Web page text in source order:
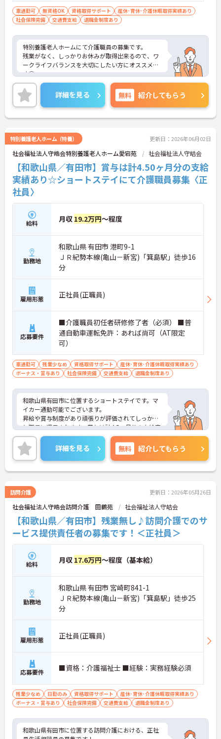
車通勤可 無資格OK 資格取得サポート
産休･育休･介護休暇取得実績あり
社会保険完備
交通費支給 退職金制度あり
特別養護老人ホームにて介護職員の募集です。
残業がなく、しっかりお休みが取得出来るので、ワ
ークライフバランスを大切にしたい方にオススメで
す◎
ご興味ある方には、面接対策ポイントなど、さらに
詳細をお話しいたしますのでお気軽にご相談くださ
い。
詳細を見る 無料 紹介してもらう
特別養護老人ホーム（特養） 更新日：2026年06月02日
社会福祉法人守皓会特別養護老人ホーム愛宕苑 社会福祉法人守皓会
【和歌山県／有田市】賞与は計4.50ヶ月分の支給
実績あり☆ショートステイにて介護職員募集〈正
社員〉
給料 月収 19.2万円～程度
勤務地
和歌山県 有田市 港町9-1
ＪＲ紀勢本線(亀山－新宮)「箕島駅」徒歩16
分
雇用形態 正社員(正職員)
応募要件
■介護職員初任者研修修了者（必須） ■普
通自動車運転免許：あれば尚可（AT限定
可）
車通勤可 残業少なめ 資格取得サポート
産休･育休･介護休暇取得実績あり
ボーナス・賞与あり
社会保険完備 交通費支給 退職金制度あり
和歌山県有田市に位置するショートステイです。マ
イカー通勤可能でございます。
昇給や賞与制度があり頑張りが評価されてしっかり
と職員に還元されます。賞与は計4.5ヶ月分の支給実
績と嬉しい高待遇です。
残業は月10時間程度ですので、勤務終了後の予定も
立てやすいです。
ご興味のある方には、面接対策ポイントなど、さら
に詳細をお話しいたしますのでお気軽にご相談くだ
詳細を見る 無料 紹介してもらう
訪問介護 更新日：2026年05月26日
社会福祉法人守皓会訪問介護 田鶴苑 社会福祉法人守皓会
【和歌山県／有田市】残業無し♪訪問介護でのサ
ービス提供責任者の募集です！＜正社員＞
給料 月収 17.6万円～程度（基本給）
勤務地
和歌山県 有田市 宮崎町841-1
ＪＲ紀勢本線(亀山－新宮)「箕島駅」徒歩25
分
雇用形態 正社員(正職員)
応募要件 ■資格：介護福祉士 ■経験：実務経験必須
残業少なめ 日勤のみ 資格取得サポート
産休･育休･介護休暇取得実績あり
ボーナス・賞与あり
社会保険完備 交通費支給 退職金制度あり
和歌山県有田市に位置する訪問介護における、正社